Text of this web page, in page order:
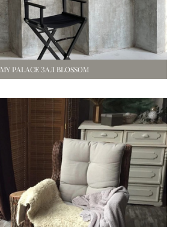
MY PALACE ЗАЛ BLOSSOM